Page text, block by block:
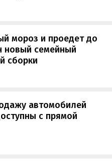
мороз и проедет до
новый семейный
сборки
автомобилей
с прямой